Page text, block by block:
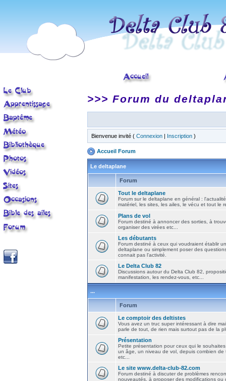
>>> Forum du
Bienvenue invité ( Connexion | Inscription )
Accueil Forum
Le deltaplane
Forum
Tout le deltaplane
Forum sur le deltaplane en général :
matériel, les sites, les ailes, le vécu et tout le
Plans de vol
Forum destiné à annoncer des sorties, à
organiser des virées etc...
Les débutants
Forum destiné à ceux qui voudraient établir
deltaplane ou simplement poser des
connait pas l'activité.
Le Delta Club 82
Discussions autour du Delta Club 82,
manifestation, les rendez-vous, etc...
...
Forum
Le comptoir des deltistes
Vous avez un truc super intéressant à dire
parle de tout, de rien mais surtout pas de la
Présentation
Petite présentation pour ceux qui le
un âge, un niveau de vol, depuis combien de
etc...
Le site www.delta-club-82.com
Forum destiné à discuter de problèmes
nouveautés, à proposer des modifications ou